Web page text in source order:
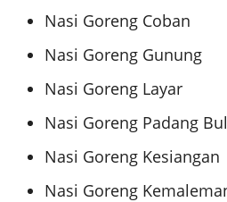
Nasi Goreng Coban
Nasi Goreng Gunung
Nasi Goreng Layar
Nasi Goreng Padang
Nasi Goreng Kesiangan
Nasi Goreng